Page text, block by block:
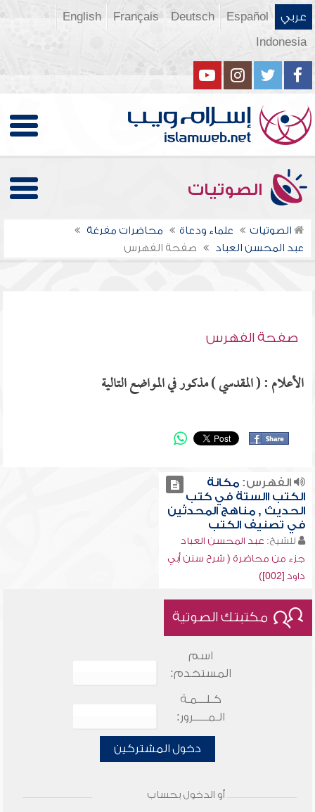
عربي Español
Deutsch
Français
English
Indonesia
الصوتيات
الصوتيات علماء ودعاة
محاضرات مفرغة
عبد المحسن العباد
صفحة الفهرس
صفحة الفهرس
الأعلام : ( المقدسي ) مذكور في المواضع التالية
الفهرس:مكانة
الكتب االستة في كتب
الحديث , مناهج المحدثين
في تصنيف الكتب
للشيخ: عبد المحسن العباد
جزء من محاضرة ( شرح سنن أبي
داود [002])
مكتبتك الصوتية
اسم
المستخدم:
كـلـــمـة
الـمـــــرور:
دخول المشتركين
أو الدخول بحساب